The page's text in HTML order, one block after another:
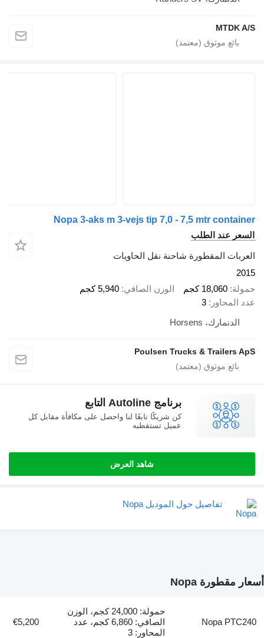
MTDK A/S
Nopa 3-aks m 3-vejs tip 7,0 - 7,5 mtr container
السعر عند الطلب
العربات المقطورة شاحنة نقل الحاويات
2015
حمولة 18,060 كجم الوزن الصافي 5,940 كجم
عدد المحاور
3
الدنمارك، Horsens
Poulsen Trucks & Trailers ApS
برنامج Autoline التابع
كن شريكًا تابعًا لنا واحصل على مكافأة مقابل كل
عميل تستقطبه
شاهد العرض
تفاصيل حول الموديل Nopa
أسعار مقطورة Nopa
Nopa PTC240
حمولة: 24,000 كجم، الوزن
الصافي: 6,860 كجم، عدد
المحاور: 3
€5,200